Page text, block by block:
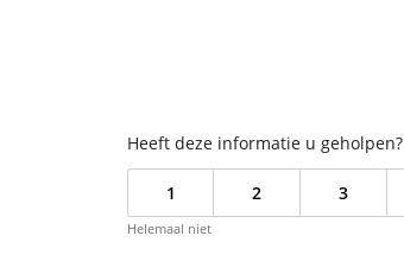
Heeft deze informatie u geholpen?
1 2 3
Helemaal niet